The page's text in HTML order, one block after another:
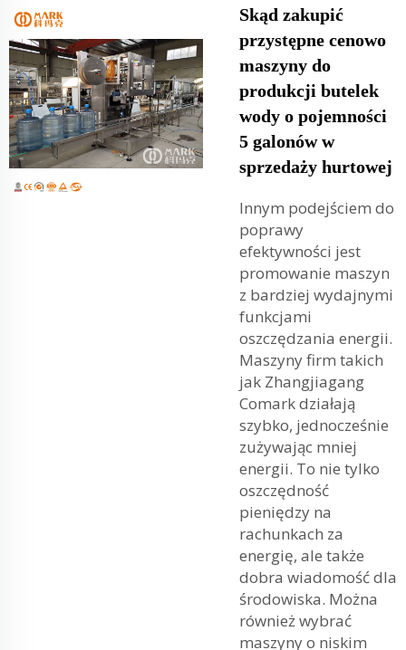
Skąd zakupić
przystępne cenowo
maszyny do
produkcji butelek
wody o pojemności
5 galonów w
sprzedaży hurtowej
Innym podejściem do
poprawy
efektywności jest
promowanie maszyn
z bardziej wydajnymi
funkcjami
oszczędzania energii.
Maszyny firm takich
jak Zhangjiagang
Comark działają
szybko, jednocześnie
zużywając mniej
energii. To nie tylko
oszczędność
pieniędzy na
rachunkach za
energię, ale także
dobra wiadomość dla
środowiska. Można
również wybrać
maszyny o niskim